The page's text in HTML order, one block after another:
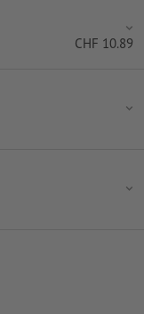
CHF 10.89